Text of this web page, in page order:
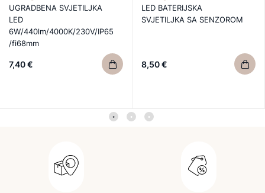
UGRADBENA SVJETILJKA
LED
6W/440lm/4000K/230V/IP65
/fi68mm
7,40 €
LED BATERIJSKA
SVJETILJKA SA SENZOROM
8,50 €